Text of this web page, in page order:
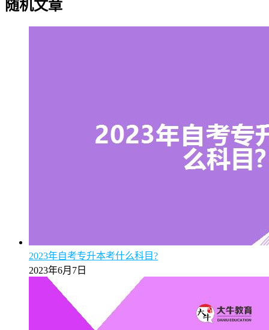
随机文章
2023年自考专升本考什么科目?
2023年6月7日